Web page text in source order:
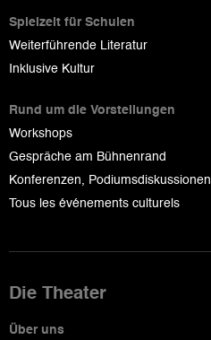
Spielzeit für Schulen
Weiterführende Literatur
Inklusive Kultur
Rund um die Vorstellungen
Workshops
Gespräche am Bühnenrand
Konferenzen, Podiumsdiskussionen
Tous les événements culturels
Die Theater
Über uns